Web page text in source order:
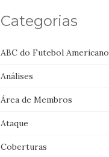
Categorias
ABC do Futebol Americano
Análises
Área de Membros
Ataque
Coberturas